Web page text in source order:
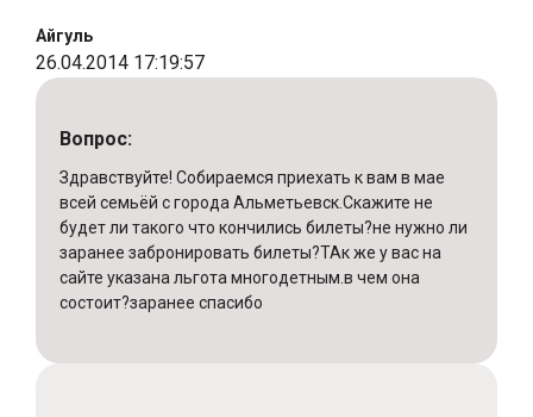
Айгуль
26.04.2014 17:19:57
Вопрос:
Здравствуйте! Собираемся приехать к вам в мае
всей семьёй с города Альметьевск.Скажите не
будет ли такого что кончились билеты?не нужно ли
заранее забронировать билеты?ТАк же у вас на
сайте указана льгота многодетным.в чем она
состоит?заранее спасибо